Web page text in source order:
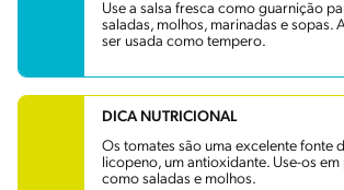
Use a salsa fresca como guarnição
saladas, molhos, marinadas e sopas.
ser usada como tempero.
DICA NUTRICIONAL
Os tomates são uma excelente fonte
licopeno, um antioxidante. Use-os
como saladas e molhos.